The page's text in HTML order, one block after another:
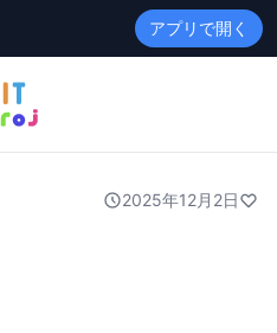
アプリで開く
2025年12月2日